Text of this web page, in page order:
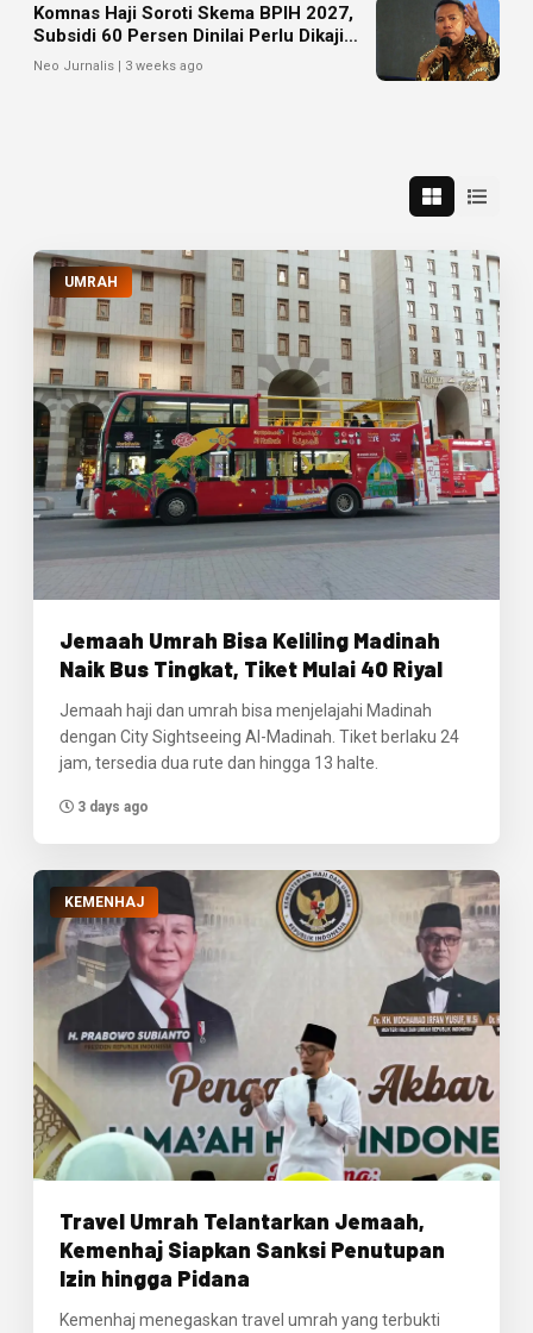
Komnas Haji Soroti Skema BPIH 2027,
Subsidi 60 Persen Dinilai Perlu Dikaji
Matang
Neo Jurnalis | 3 weeks ago
UMRAH
Jemaah Umrah Bisa Keliling Madinah
Naik Bus Tingkat, Tiket Mulai 40 Riyal
Jemaah haji dan umrah bisa menjelajahi Madinah
dengan City Sightseeing Al-Madinah. Tiket berlaku 24
jam, tersedia dua rute dan hingga 13 halte.
3 days ago
KEMENHAJ
Travel Umrah Telantarkan Jemaah,
Kemenhaj Siapkan Sanksi Penutupan
Izin hingga Pidana
Kemenhaj menegaskan travel umrah yang terbukti